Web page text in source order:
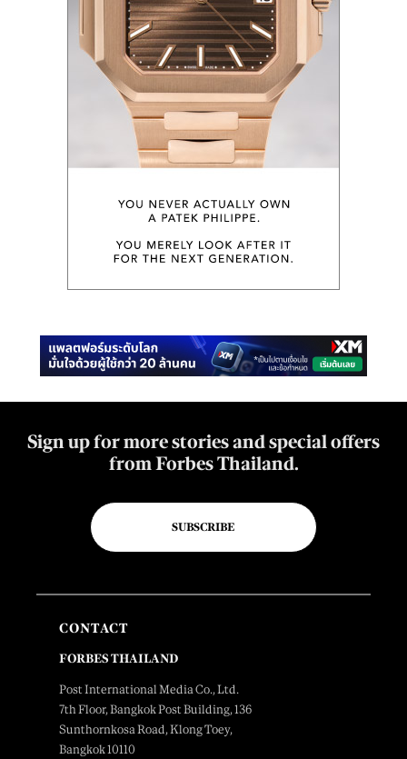
Sign up for more stories and special offers
from Forbes Thailand.
SUBSCRIBE
CONTACT
FORBES THAILAND
Post International Media Co., Ltd.
7th Floor, Bangkok Post Building, 136
Sunthornkosa Road, Klong Toey,
Bangkok 10110